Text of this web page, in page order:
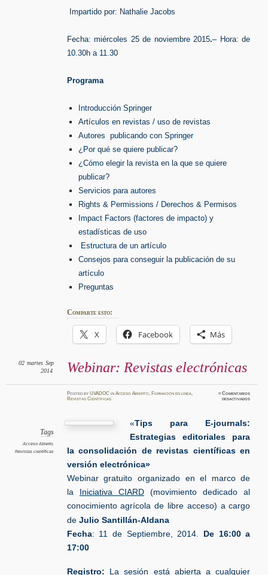
Impartido por: Nathalie Jacobs
Fecha: miércoles 25 de noviembre 2015.– Hora: de
10.30h a 11.30
Programa
Introducción Springer
Artículos en revistas / uso de revistas
Autores publicando con Springer
¿Por qué se quiere publicar?
¿Cómo elegir la revista en la que se quiere
publicar?
Servicios para autores
Rights & Permissions / Derechos & Permisos
Impact Factors (factores de impacto) y
estadísticas de uso
Estructura de un artículo
Consejos para conseguir la publicación de su
artículo
Preguntas
Comparte esto:
X Facebook Más
Webinar: Revistas electrónicas
02 martes Sep
2014
PostedbyUVADOC inAcceso Abierto, Formación en línea,
Revistas Científicas
≈Comentarios
desactivadosen
Tags
Acceso Abierto,
Revistas científicas
«Tips para E-journals:
Estrategias editoriales para
la consolidación de revistas científicas en
versión electrónica»
Webinar gratuito organizado en el marco de
la Iniciativa CIARD(movimiento dedicado al
conocimiento agrícola de libre acceso) a cargo
de Julio Santillán-Aldana
Fecha: 11 de Septiembre, 2014. De 16:00 a
17:00
Registro: La sesión está abierta a cualquier